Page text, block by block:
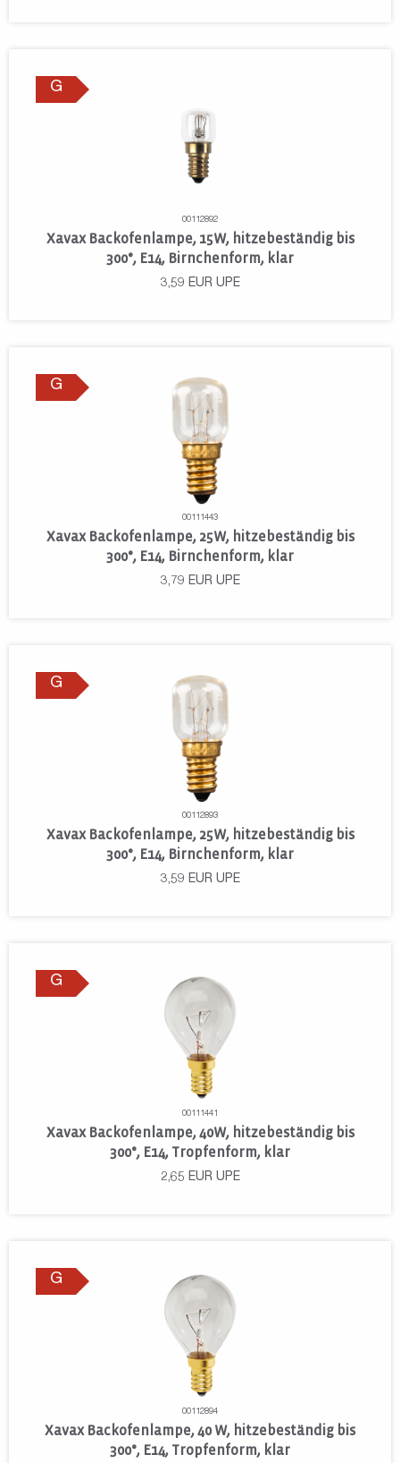
G
00112892
Xavax Backofenlampe, 15W, hitzebeständig bis
300°, E14, Birnchenform, klar
3,59 EUR UPE
G
00111443
Xavax Backofenlampe, 25W, hitzebeständig bis
300°, E14, Birnchenform, klar
3,79 EUR UPE
G
00112893
Xavax Backofenlampe, 25W, hitzebeständig bis
300°, E14, Birnchenform, klar
3,59 EUR UPE
G
00111441
Xavax Backofenlampe, 40W, hitzebeständig bis
300°, E14, Tropfenform, klar
2,65 EUR UPE
G
00112894
Xavax Backofenlampe, 40 W, hitzebeständig bis
300°, E14, Tropfenform, klar